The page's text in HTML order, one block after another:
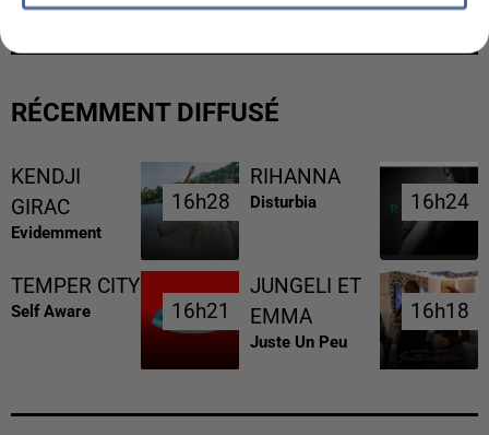
RÉCEMMENT DIFFUSÉ
KENDJI
GIRAC
Evidemment
16h28
16h28
RIHANNA
Disturbia 16h24
16h24
TEMPER CITY
Self Aware 16h21
16h21
JUNGELI ET
EMMA
Juste Un Peu
16h18
16h18